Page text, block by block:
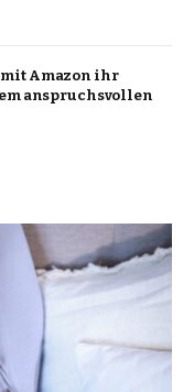
mit Amazon ihr
anspruchsvollen